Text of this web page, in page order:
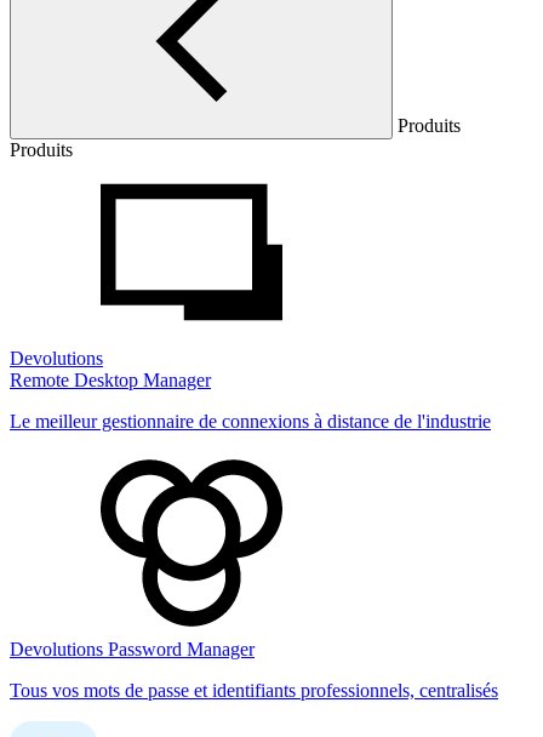
Produits
Produits
Devolutions
Remote Desktop Manager
Le meilleur gestionnaire de connexions à distance de l'industrie
Devolutions Password Manager
Tous vos mots de passe et identifiants professionnels, centralisés